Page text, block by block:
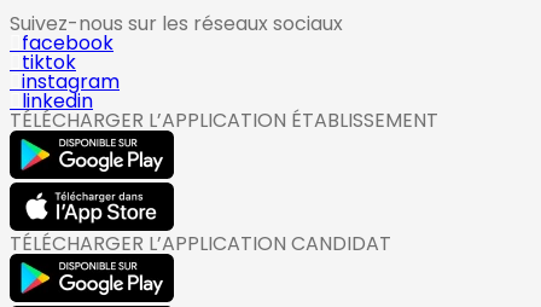
Suivez-nous sur les réseaux sociaux
facebook
tiktok
instagram
linkedin
TÉLÉCHARGER L’APPLICATION ÉTABLISSEMENT
TÉLÉCHARGER L’APPLICATION CANDIDAT